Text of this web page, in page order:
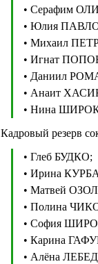
• Серафим
• Юлия
• Михаил
• Игнат
• Даниил
• Анаит
• Нина
Кадровый резерв
• Глеб БУДКО;
• Ирина
• Матвей
• Полина
• София
• Карина
• Алёна